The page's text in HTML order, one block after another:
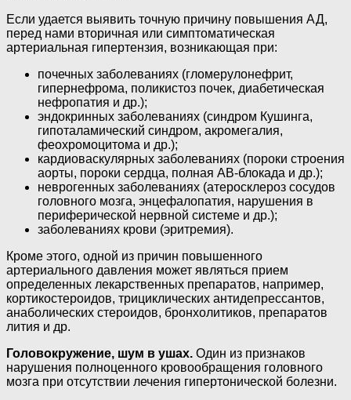
Если удается выявить точную причину повышения АД,
перед нами вторичная или симптоматическая
артериальная гипертензия, возникающая при:
почечных заболеваниях (гломерулонефрит,
гипернефрома, поликистоз почек, диабетическая
нефропатия и др.);
эндокринных заболеваниях (синдром Кушинга,
гипоталамический синдром, акромегалия,
феохромоцитома и др.);
кардиоваскулярных заболеваниях (пороки строения
аорты, пороки сердца, полная АВ-блокада и др.);
неврогенных заболеваниях (атеросклероз сосудов
головного мозга, энцефалопатия, нарушения в
периферической нервной системе и др.);
заболеваниях крови (эритремия).
Кроме этого, одной из причин повышенного
артериального давления может являться прием
определенных лекарственных препаратов, например,
кортикостероидов, трициклических антидепрессантов,
анаболических стероидов, бронхолитиков, препаратов
лития и др.
Головокружение, шум в ушах. Один из признаков
нарушения полноценного кровообращения головного
мозга при отсутствии лечения гипертонической болезни.